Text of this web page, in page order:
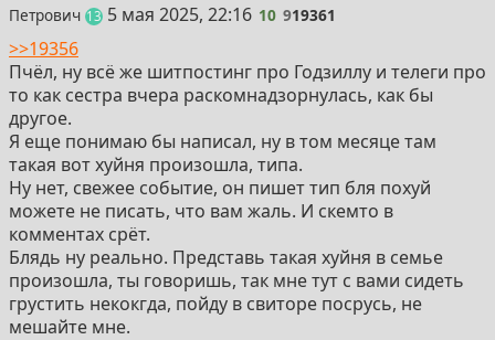
Петрович 13постов
10
5 мая 2025, 22:16 10 919361
>>19356
Пчёл, ну всё же шитпостинг про Годзиллу и телеги про
то как сестра вчера раскомнадзорнулась, как бы
другое.
Я еще понимаю бы написал, ну в том месяце там
такая вот хуйня произошла, типа.
Ну нет, свежее событие, он пишет тип бля похуй
можете не писать, что вам жаль. И скемто в
комментах срёт.
Блядь ну реально. Представь такая хуйня в семье
произошла, ты говоришь, так мне тут с вами сидеть
грустить некокгда, пойду в свиторе посрусь, не
мешайте мне.